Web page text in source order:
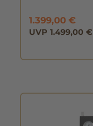
1.399,00 €
UVP 1.499,00 €